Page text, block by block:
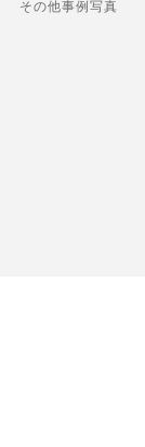
その他事例写真